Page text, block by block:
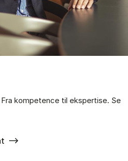
kompetence til ekspertise. Se